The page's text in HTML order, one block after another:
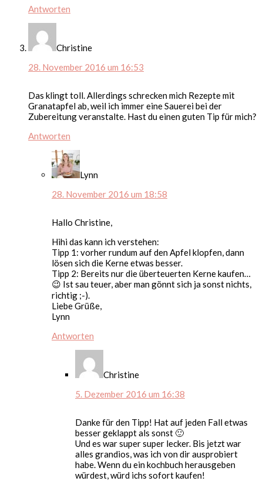
Antworten
Christine
28. November 2016 um 16:53
Das klingt toll. Allerdings schrecken mich Rezepte mit
Granatapfel ab, weil ich immer eine Sauerei bei der
Zubereitung veranstalte. Hast du einen guten Tip für mich?
Antworten
Lynn
28. November 2016 um 18:58
Hallo Christine,
Hihi das kann ich verstehen:
Tipp 1: vorher rundum auf den Apfel klopfen, dann
lösen sich die Kerne etwas besser.
Tipp 2: Bereits nur die überteuerten Kerne kaufen…
😉 Ist sau teuer, aber man gönnt sich ja sonst nichts,
richtig ;-).
Liebe Grüße,
Lynn
Antworten
Christine
5. Dezember 2016 um 16:38
Danke für den Tipp! Hat auf jeden Fall etwas
besser geklappt als sonst 🙂
Und es war super super lecker. Bis jetzt war
alles grandios, was ich von dir ausprobiert
habe. Wenn du ein kochbuch herausgeben
würdest, würd ichs sofort kaufen!